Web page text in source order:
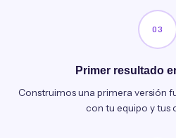
03
Primer resultado
Construimos una primera versión
con tu equipo y tus